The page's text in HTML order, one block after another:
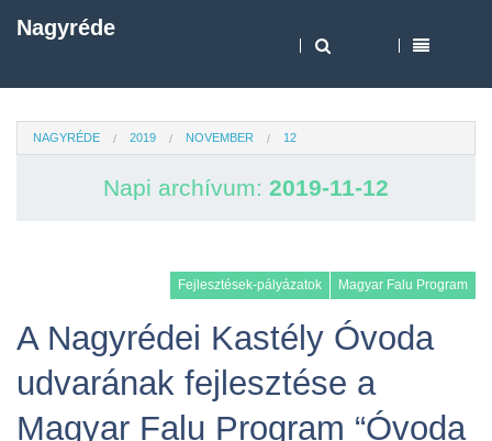
Nagyréde
NAGYRÉDE 2019 NOVEMBER 12
Napi archívum: 2019-11-12
Fejlesztések-pályázatok Magyar Falu Program
A Nagyrédei Kastély Óvoda
udvarának fejlesztése a
Magyar Falu Program “Óvoda